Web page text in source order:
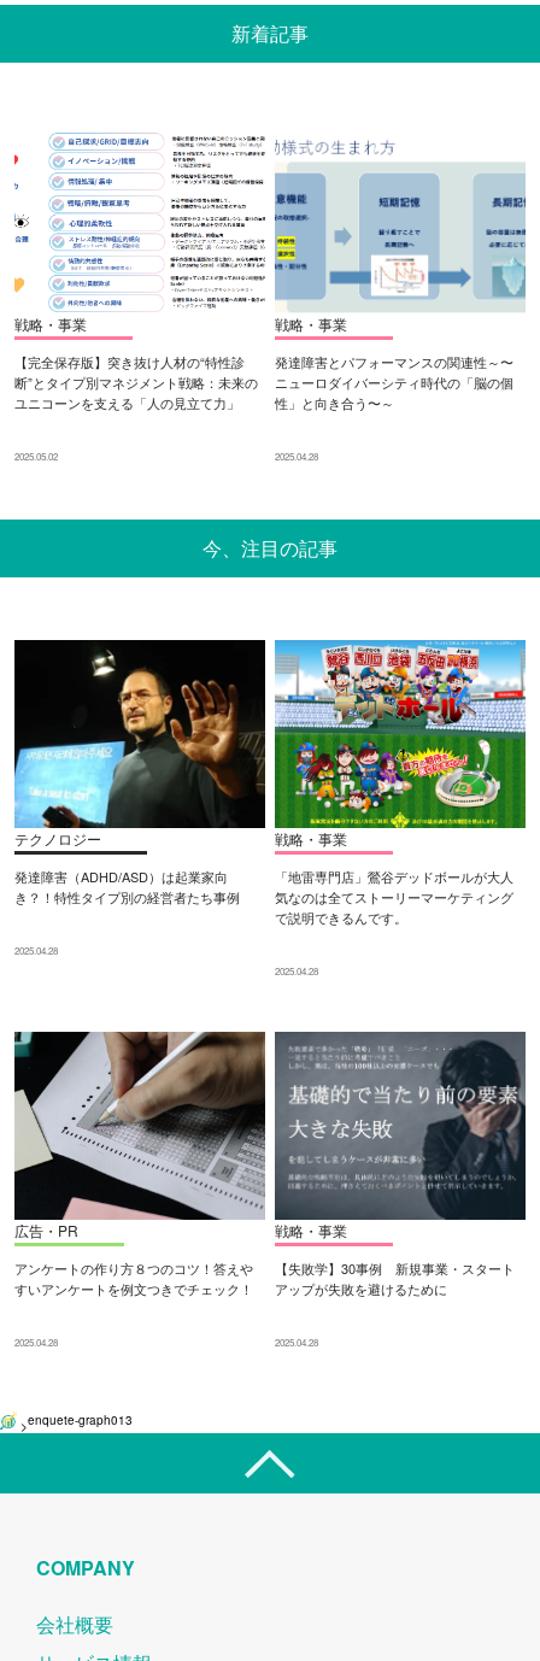
新着記事
戦略・事業
【完全保存版】突き抜け人材の“特性診
断”とタイプ別マネジメント戦略：未来の
ユニコーンを支える「人の見立て力」
2025.05.02
戦略・事業
発達障害とパフォーマンスの関連性～〜
ニューロダイバーシティ時代の「脳の個
性」と向き合う〜～
2025.04.28
今、注目の記事
テクノロジー
発達障害（ADHD/ASD）は起業家向
き？！特性タイプ別の経営者たち事例
2025.04.28
戦略・事業
「地雷専門店」鶯谷デッドボールが大人
気なのは全てストーリーマーケティング
で説明できるんです。
2025.04.28
広告・PR
アンケートの作り方８つのコツ！答えや
すいアンケートを例文つきでチェック！
2025.04.28
戦略・事業
【失敗学】30事例 新規事業・スタート
アップが失敗を避けるために
2025.04.28
>enquete-graph013
COMPANY
会社概要